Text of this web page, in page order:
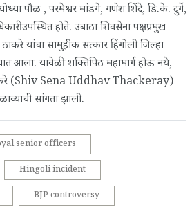
पौळ , परमेश्वर मांडगे, गणेश शिंदे, डि.के. दुर्गे,
उपस्थित होते. उबाठा शिवसेना पक्षप्रमुख
यांचा सामुहीक सत्कार हिंगोली जिल्हा
आला. यावेळी शक्तिपिठ महामार्ग होऊ नये,
(Shiv Sena Uddhav Thackeray)
सांगता झाली.
senior officers
Hingoli incident
BJP controversy